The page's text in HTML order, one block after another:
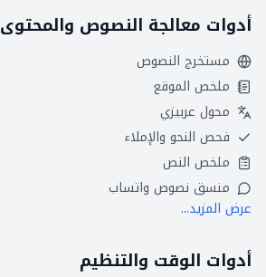
أدوات معالجة النصوص والمحتوى
مستخرج النصوص
ملخص الموقع
محول عربيزي
فحص النحو والإملاء
ملخص النص
منسق نصوص واتساب
عرض المزيد...
أدوات الوقت والتنظيم